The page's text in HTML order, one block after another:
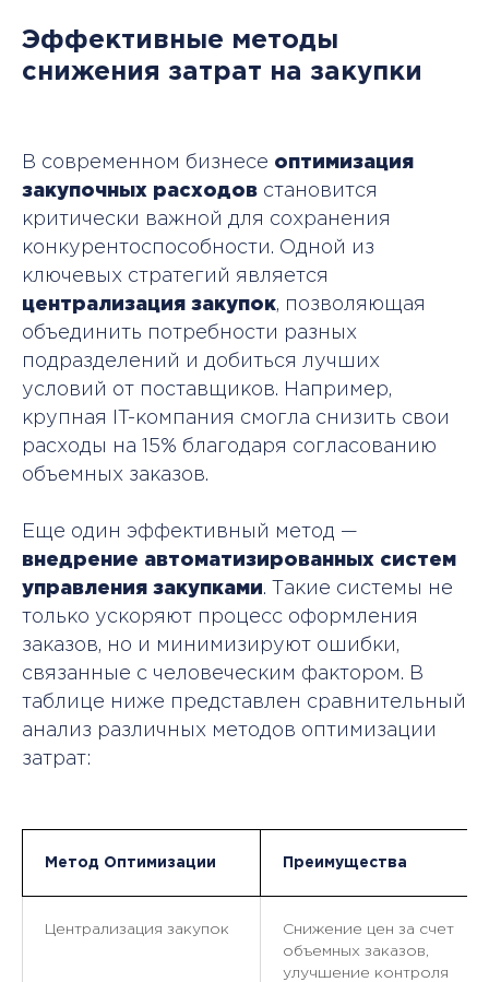
Эффективные методы
снижения затрат на закупки
В современном бизнесе оптимизация
закупочных расходов становится
критически важной для сохранения
конкурентоспособности. Одной из
ключевых стратегий является
централизация закупок, позволяющая
объединить потребности разных
подразделений и добиться лучших
условий от поставщиков. Например,
крупная IT-компания смогла снизить свои
расходы на 15% благодаря согласованию
объемных заказов.
Еще один эффективный метод —
внедрение автоматизированных систем
управления закупками. Такие системы не
только ускоряют процесс оформления
заказов, но и минимизируют ошибки,
связанные с человеческим фактором. В
таблице ниже представлен сравнительный
анализ различных методов оптимизации
затрат:
Метод Оптимизации Преимущества
Централизация закупок
Снижение цен за счет
объемных заказов,
улучшение контроля